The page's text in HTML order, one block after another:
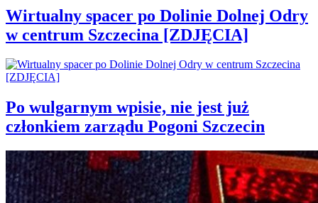
Wirtualny spacer po Dolinie Dolnej Odry
w centrum Szczecina [ZDJĘCIA]
Po wulgarnym wpisie, nie jest już
członkiem zarządu Pogoni Szczecin